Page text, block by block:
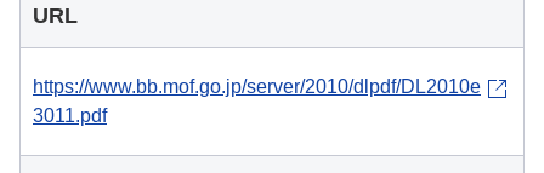
URL
https://www.bb.mof.go.jp/server/2010/dlpdf/DL2010e
3011.pdf